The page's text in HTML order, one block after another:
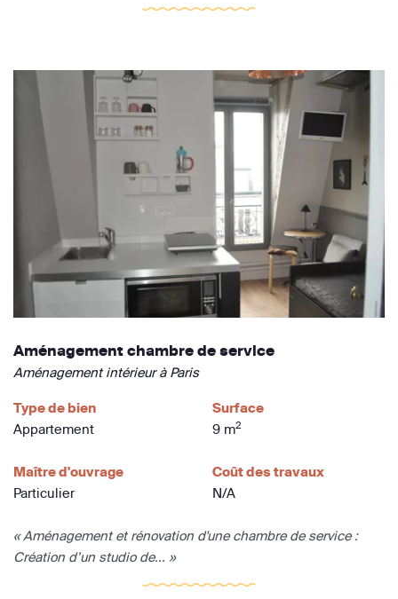
Aménagement chambre de service
Aménagement intérieur à Paris
Type de bien
Appartement
Surface
9 m2
Maître d'ouvrage
Particulier
Coût des travaux
N/A
« Aménagement et rénovation d'une chambre de service :
Création d’un studio de... »